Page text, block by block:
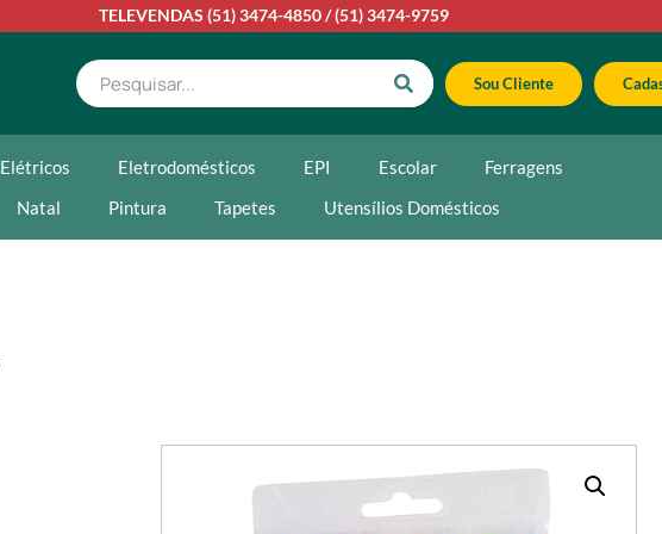
TELEVENDAS (51) 3474-4850/(51) 3474-9759
Sou Cliente
Elétricos Eletrodomésticos EPI Escolar
Ferragens
Natal Pintura Tapetes Utensílios Domésticos